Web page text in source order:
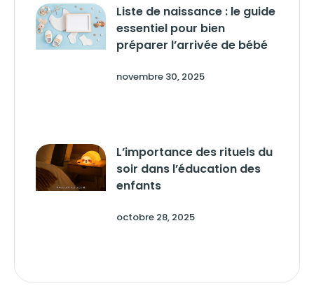
Liste de naissance : le guide
essentiel pour bien
préparer l’arrivée de bébé
novembre 30, 2025
L’importance des rituels du
soir dans l’éducation des
enfants
octobre 28, 2025